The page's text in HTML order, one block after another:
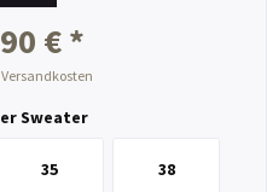
€ *
Sweater
35 38